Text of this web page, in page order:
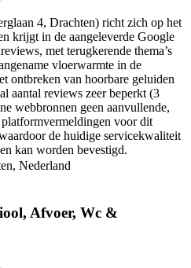
4, Drachten) richt zich op het
krijgt in de aangeleverde Google
met terugkerende thema’s
vloerwarmte in de
ontbreken van hoorbare geluiden
aantal reviews zeer beperkt (3
webbronnen geen aanvullende,
voor dit
de huidige servicekwaliteit
kan worden bevestigd.
Nederland
Afvoer, Wc &